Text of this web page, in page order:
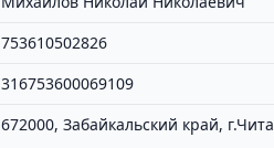
753610502826
316753600069109
672000, Забайкальский край, г.Чита